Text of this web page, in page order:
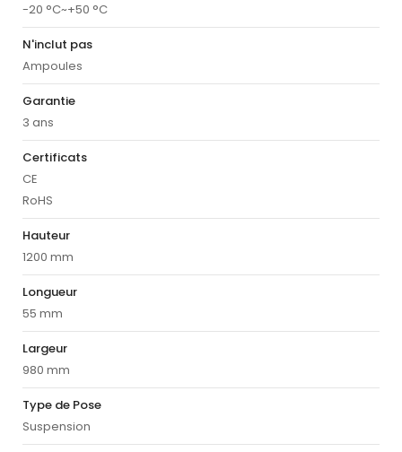
-20 °C~+50 °C
N'inclut pas
Ampoules
Garantie
3 ans
Certificats
CE
RoHS
Hauteur
1200 mm
Longueur
55 mm
Largeur
980 mm
Type de Pose
Suspension